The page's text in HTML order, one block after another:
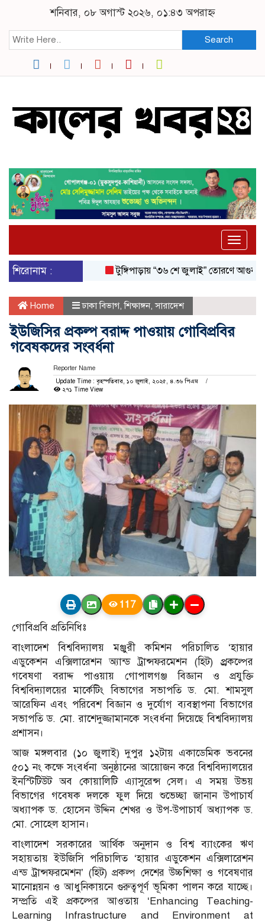
শনিবার, ০৮ অগাস্ট ২০২৬, ০১:৪৩ অপরাহ্ন
Search
Toggle
শিরোনাম :
টুঙ্গিপাড়ায় “৩৬ শে জুলাই” তোরণে আগুন; ৭৫
Home ঢাকা বিভাগ,শিক্ষাঙ্গন,সারাদেশ
ইউজিসির প্রকল্প বরাদ্দ পাওয়ায় গোবিপ্রবির
গবেষকদের সংবর্ধনা
Reporter Name
Update Time : বৃহস্পতিবার, ১০ জুলাই, ২০২৫, ৪.৩৬ পিএম
২৭১ Time View
117
গোবিপ্রবি প্রতিনিধিঃ
বাংলাদেশ বিশ্ববিদ্যালয় মঞ্জুরী কমিশন পরিচালিত ‘হায়ার
এডুকেশন এক্সিলারেশন অ্যান্ড ট্রান্সফরমেশন (হিট) প্র্রকল্পের
গবেষণা বরাদ্দ পাওয়ায় গোপালগঞ্জ বিজ্ঞান ও প্রযুক্তি
বিশ্ববিদ্যালয়ের মার্কেটিং বিভাগের সভাপতি ড. মো. শামসুল
আরেফিন এবং পরিবেশ বিজ্ঞান ও দুর্যোগ ব্যবস্থাপনা বিভাগের
সভাপতি ড. মো. রাশেদুজ্জামানকে সংবর্ধনা দিয়েছে বিশ্ববিদ্যালয়
প্রশাসন।
আজ মঙ্গলবার (১০ জুলাই) দুপুর ১২টায় একাডেমিক ভবনের
৫০১ নং কক্ষে সংবর্ধনা অনুষ্ঠানের আয়োজন করে বিশ্ববিদ্যালয়ের
ইনস্টিটিউট অব কোয়ালিটি এ্যাসুরেন্স সেল। এ সময় উভয়
বিভাগের গবেষক দলকে ফুল দিয়ে শুভেচ্ছা জানান উপাচার্য
অধ্যাপক ড. হোসেন উদ্দিন শেখর ও উপ-উপাচার্য অধ্যাপক ড.
মো. সোহেল হাসান।
বাংলাদেশ সরকারের আর্থিক অনুদান ও বিশ্ব ব্যাংকের ঋণ
সহায়তায় ইউজিসি পরিচালিত ‘হায়ার এডুকেশন এক্সিলারেশন
এন্ড ট্রান্সফরমেশন’ (হিট) প্রকল্প দেশের উচ্চশিক্ষা ও গবেষণার
মানোন্নয়ন ও আধুনিকায়নে গুরুত্বপূর্ণ ভূমিকা পালন করে যাচ্ছে।
সম্প্রতি এই প্রকল্পের আওতায় ‘Enhancing Teaching-
Learning Infrastructure and Environment at